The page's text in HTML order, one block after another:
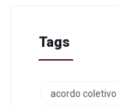
Tags
acordo coletivo